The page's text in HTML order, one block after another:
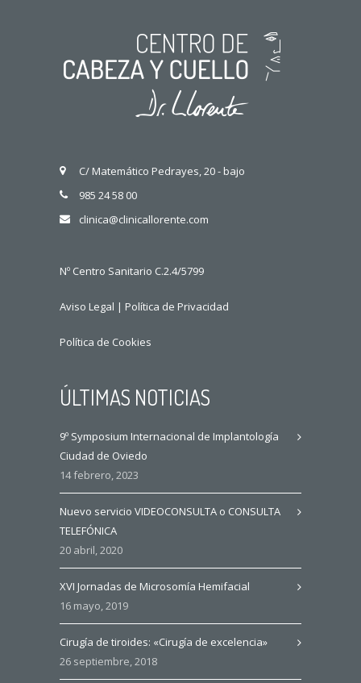
C/ Matemático Pedrayes, 20 - bajo
985 24 58 00
clinica@clinicallorente.com
Nº Centro Sanitario C.2.4/5799
Aviso Legal | Política de Privacidad
Política de Cookies
ÚLTIMAS NOTICIAS
9º Symposium Internacional de Implantología
Ciudad de Oviedo
14 febrero, 2023
Nuevo servicio VIDEOCONSULTA o CONSULTA
TELEFÓNICA
20 abril, 2020
XVI Jornadas de Microsomía Hemifacial
16 mayo, 2019
Cirugía de tiroides: «Cirugía de excelencia»
26 septiembre, 2018